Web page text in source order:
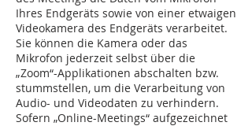
Ihres Endgeräts sowie von einer etwaigen
Videokamera des Endgeräts verarbeitet.
Sie können die Kamera oder das
Mikrofon jederzeit selbst über die
„Zoom“-Applikationen abschalten bzw.
stummstellen, um die Verarbeitung von
Audio- und Videodaten zu verhindern.
Sofern „Online-Meetings“ aufgezeichnet